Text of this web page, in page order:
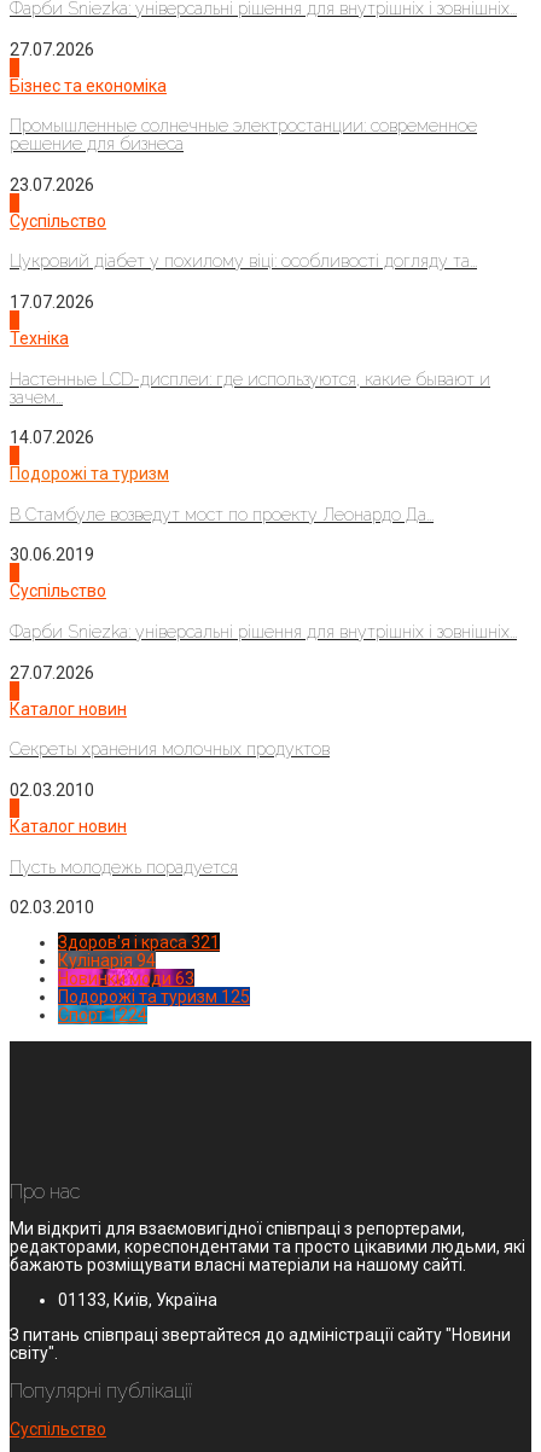
Фарби Sniezka: універсальні рішення для внутрішніх і зовнішніх...
27.07.2026
Бізнес та економіка
Промышленные солнечные электростанции: современное
решение для бизнеса
23.07.2026
Суспільство
Цукровий діабет у похилому віці: особливості догляду та...
17.07.2026
Техніка
Настенные LCD-дисплеи: где используются, какие бывают и
зачем...
14.07.2026
Подорожі та туризм
В Стамбуле возведут мост по проекту Леонардо Да...
30.06.2019
Суспільство
Фарби Sniezka: універсальні рішення для внутрішніх і зовнішніх...
27.07.2026
Каталог новин
Секреты хранения молочных продуктов
02.03.2010
Каталог новин
Пусть молодежь порадуется
02.03.2010
Здоров'я і краса 321
Кулінарія 94
Новинки моди 63
Подорожі та туризм 125
Спорт1224
Про нас
Ми відкриті для взаємовигідної співпраці з репортерами,
редакторами, кореспондентами та просто цікавими людьми, які
бажають розміщувати власні матеріали на нашому сайті.
01133, Київ, Україна
З питань співпраці звертайтеся до адміністрації сайту "Новини
світу".
Популярні публікації
Суспільство